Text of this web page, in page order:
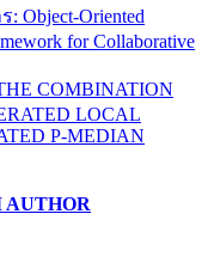
Object-Oriented
for Collaborative
COMBINATION
LOCAL
P-MEDIAN
AUTHOR